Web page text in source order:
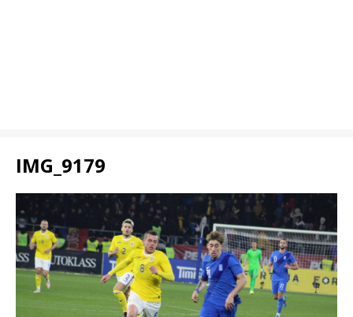
IMG_9179